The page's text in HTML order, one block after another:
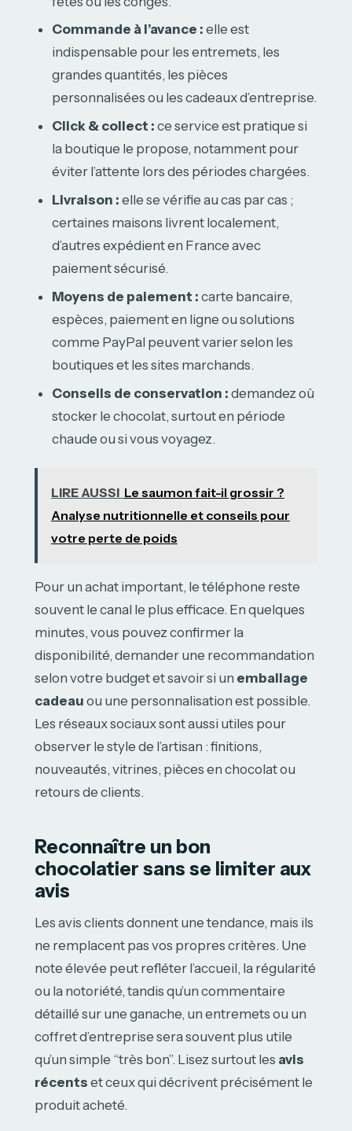
Commande à l’avance : elle est
indispensable pour les entremets, les
grandes quantités, les pièces
personnalisées ou les cadeaux d’entreprise.
Click & collect : ce service est pratique si
la boutique le propose, notamment pour
éviter l’attente lors des périodes chargées.
Livraison : elle se vérifie au cas par cas ;
certaines maisons livrent localement,
d’autres expédient en France avec
paiement sécurisé.
Moyens de paiement : carte bancaire,
espèces, paiement en ligne ou solutions
comme PayPal peuvent varier selon les
boutiques et les sites marchands.
Conseils de conservation : demandez où
stocker le chocolat, surtout en période
chaude ou si vous voyagez.
LIRE AUSSI Le saumon fait-il grossir ?
Analyse nutritionnelle et conseils pour
votre perte de poids
Pour un achat important, le téléphone reste
souvent le canal le plus efficace. En quelques
minutes, vous pouvez confirmer la
disponibilité, demander une recommandation
selon votre budget et savoir si un emballage
cadeau ou une personnalisation est possible.
Les réseaux sociaux sont aussi utiles pour
observer le style de l’artisan : finitions,
nouveautés, vitrines, pièces en chocolat ou
retours de clients.
Reconnaître un bon
chocolatier sans se limiter aux
avis
Les avis clients donnent une tendance, mais ils
ne remplacent pas vos propres critères. Une
note élevée peut refléter l’accueil, la régularité
ou la notoriété, tandis qu’un commentaire
détaillé sur une ganache, un entremets ou un
coffret d’entreprise sera souvent plus utile
qu’un simple “très bon”. Lisez surtout les avis
récents et ceux qui décrivent précisément le
produit acheté.